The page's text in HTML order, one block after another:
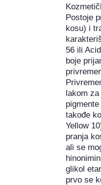
Postoje
kosu) i
56 ili
boje
lakom
takođe
Yellow
pranja
ali se
glikol
prvo se